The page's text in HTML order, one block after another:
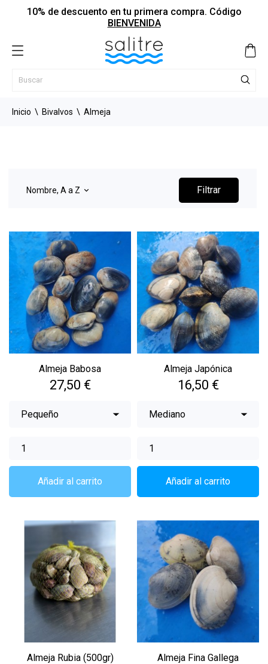
10% de descuento en tu primera compra. Código
BIENVENIDA
Inicio Bivalvos Almeja
Nombre, A a Z keyboard_arrow_down Filtrar
Almeja Babosa
Precio
27,50 €
Añadir al carrito
Almeja Japónica
Precio
16,50 €
Añadir al carrito
Almeja Rubia (500gr) Almeja Fina Gallega